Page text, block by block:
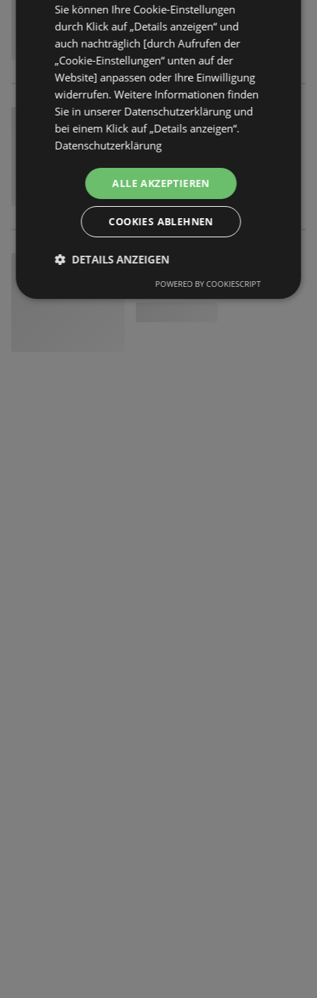
Sie können Ihre Cookie-Einstellungen
durch Klick auf „Details anzeigen“ und
auch nachträglich [durch Aufrufen der
„Cookie-Einstellungen“ unten auf der
Website] anpassen oder Ihre Einwilligung
widerrufen. Weitere Informationen finden
Sie in unserer Datenschutzerklärung und
bei einem Klick auf „Details anzeigen“.
Datenschutzerklärung
ALLE AKZEPTIEREN
COOKIES ABLEHNEN
DETAILS ANZEIGEN
POWERED BY COOKIESCRIPT